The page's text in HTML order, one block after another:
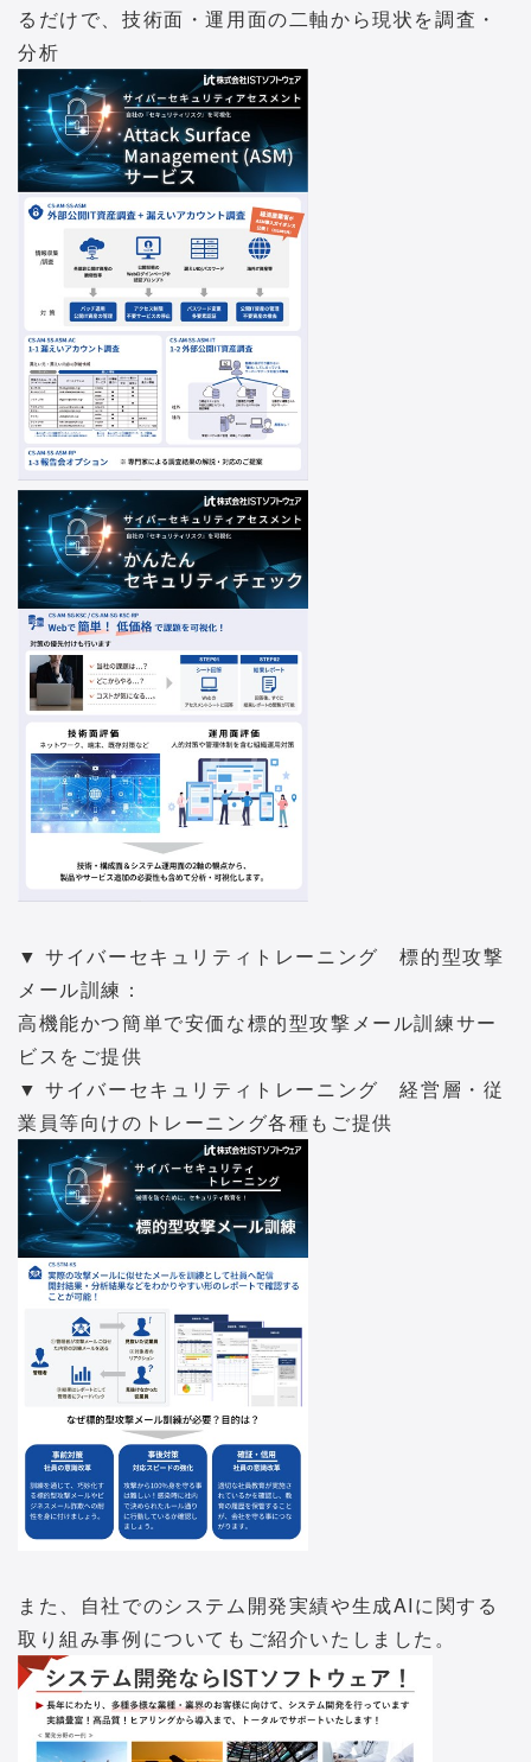
るだけで、技術面・運用面の二軸から現状を調査・
分析
▼ サイバーセキュリティトレーニング 標的型攻撃
メール訓練：
高機能かつ簡単で安価な標的型攻撃メール訓練サー
ビスをご提供
▼ サイバーセキュリティトレーニング 経営層・従
業員等向けのトレーニング各種もご提供
また、自社でのシステム開発実績や生成AIに関する
取り組み事例についてもご紹介いたしました。